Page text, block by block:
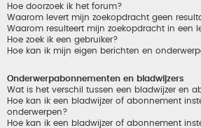
Hoe doorzoek ik het forum?
Waarom levert mijn zoekopdracht geen
Waarom resulteert mijn zoekopdracht in een
Hoe zoek ik een gebruiker?
Hoe kan ik mijn eigen berichten en
Onderwerpabonnementen en bladwijzers
Wat is het verschil tussen een bladwijzer en
Hoe kan ik een bladwijzer of abonnement
onderwerpen?
Hoe kan ik een bladwijzer of abonnement